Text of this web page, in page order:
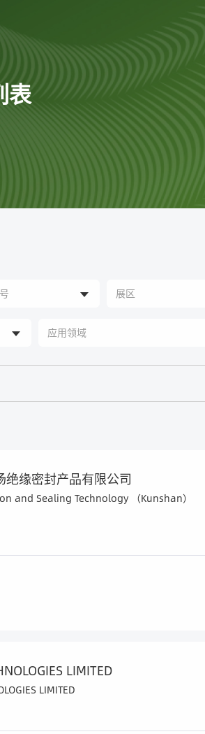
表
绝缘密封产品有限公司
and Sealing Technology （Kunshan）
LIMITED
LIMITED